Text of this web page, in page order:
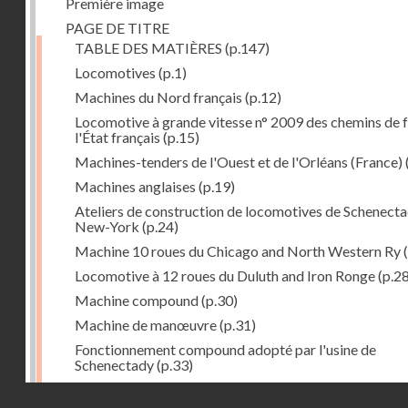
PAGE DE TITRE
TABLE DES MATIÈRES (p.147)
Locomotives (p.1)
Machines du Nord français (p.12)
Locomotive à grande vitesse n° 2009 des chemins de
l'État français (p.15)
Machines-tenders de l'Ouest et de l'Orléans (France)
Machines anglaises (p.19)
Ateliers de construction de locomotives de
New-York (p.24)
Machine 10 roues du Chicago and North Western Ry
Locomotive à 12 roues du Duluth and Iron Ronge
Machine compound(p.30)
Machine de manœuvre(p.31)
Fonctionnement compound adopté par l'usine de
Schenectady(p.33)